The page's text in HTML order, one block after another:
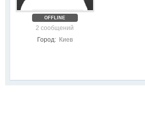
OFFLINE
2 сообщений
Город: Киев